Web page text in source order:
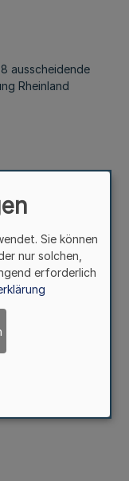
ausscheidende
Rheinland
Bewerber
Sie können
nur solchen,
erforderlich